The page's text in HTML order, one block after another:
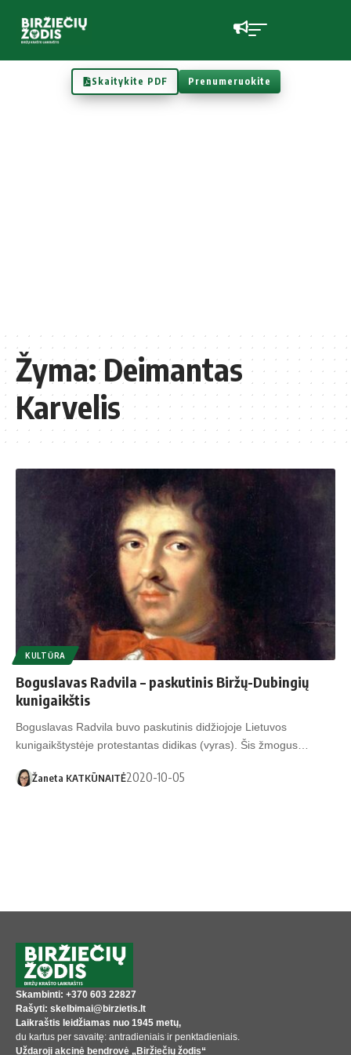
Skaitykite PDF Prenumeruokite
Žyma:Deimantas
Karvelis
KULTŪRA
Boguslavas Radvila – paskutinis Biržų-Dubingių
kunigaikštis
Boguslavas Radvila buvo paskutinis didžiojoje Lietuvos
kunigaikštystėje protestantas didikas (vyras). Šis žmogus…
Žaneta KATKŪNAITĖ2020-10-05
Skambinti: +370 603 22827
Rašyti: skelbimai@birzietis.lt
Laikraštis leidžiamas nuo 1945 metų,
du kartus per savaitę: antradieniais ir penktadieniais.
Uždaroji akcinė bendrovė „Biržiečių žodis“